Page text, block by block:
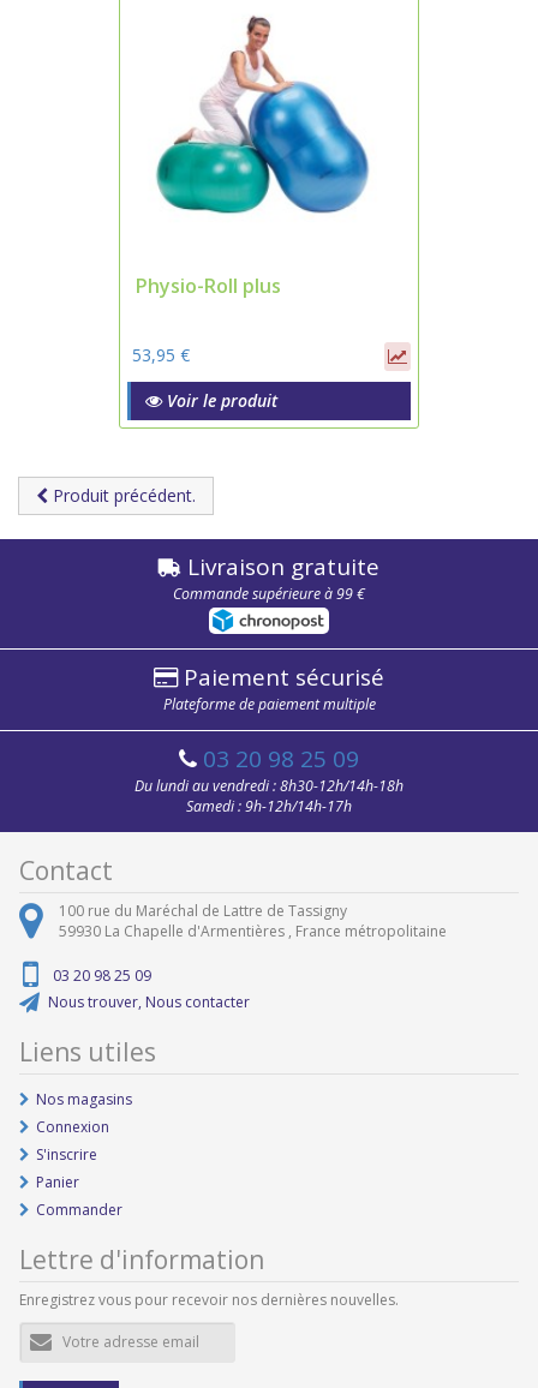
Physio-Roll plus
53,95 €
Voir le produit
Produit précédent.
Livraison gratuite
Commande supérieure à 99 €
Paiement sécurisé
Plateforme de paiement multiple
03 20 98 25 09
Du lundi au vendredi : 8h30-12h/14h-18h
Samedi : 9h-12h/14h-17h
Contact
100 rue du Maréchal de Lattre de Tassigny
59930 La Chapelle d'Armentières , France métropolitaine
03 20 98 25 09
Nous trouver, Nous contacter
Liens utiles
Nos magasins
Connexion
S'inscrire
Panier
Commander
Lettre d'information
Enregistrez vous pour recevoir nos dernières nouvelles.
Adresse
e-